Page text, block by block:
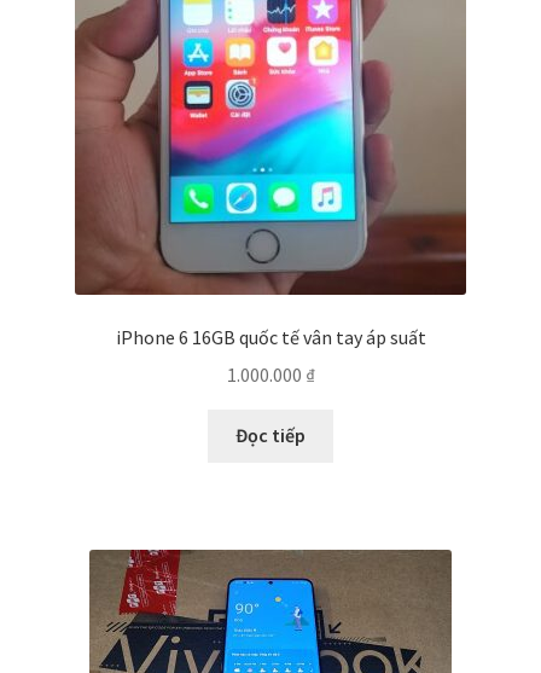
iPhone 6 16GB quốc tế vân tay áp suất
1.000.000 ₫
Đọc tiếp